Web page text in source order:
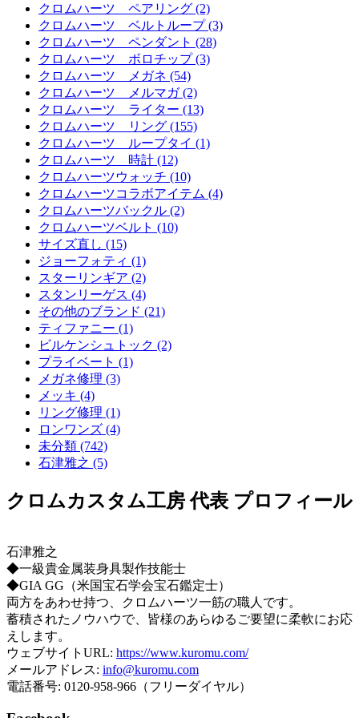
クロムハーツ ペアリング (2)
クロムハーツ ベルトループ (3)
クロムハーツ ペンダント (28)
クロムハーツ ボロチップ (3)
クロムハーツ メガネ (54)
クロムハーツ メルマガ (2)
クロムハーツ ライター (13)
クロムハーツ リング (155)
クロムハーツ ループタイ (1)
クロムハーツ 時計 (12)
クロムハーツウォッチ (10)
クロムハーツコラボアイテム (4)
クロムハーツバックル (2)
クロムハーツベルト (10)
サイズ直し (15)
ジョーフォティ (1)
スターリンギア (2)
スタンリーゲス (4)
その他のブランド (21)
ティファニー (1)
ビルケンシュトック (2)
プライベート (1)
メガネ修理 (3)
メッキ (4)
リング修理 (1)
ロンワンズ (4)
未分類 (742)
石津雅之 (5)
クロムカスタム工房 代表 プロフィール
石津雅之
◆一級貴金属装身具製作技能士
◆GIA GG（米国宝石学会宝石鑑定士）
両方をあわせ持つ、クロムハーツ一筋の職人です。
蓄積されたノウハウで、皆様のあらゆるご要望に柔軟にお応
えします。
ウェブサイトURL: https://www.kuromu.com/
メールアドレス: info@kuromu.com
電話番号: 0120-958-966（フリーダイヤル）